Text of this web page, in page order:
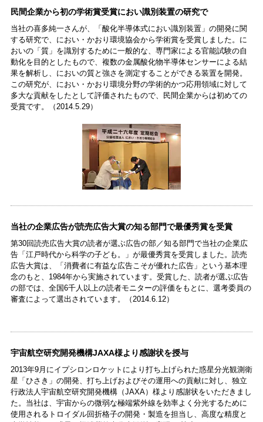
民間企業から初の学術賞受賞におい識別装置の研究で
当社の喜多純一さんが、「酸化半導体式におい識別装置」の開発に関
する研究で、におい・かおり環境協会から学術賞を受賞しました。に
おいの「質」を識別するために一般的な、専門家による官能試験の自
動化を目的としたもので、複数の金属酸化物半導体センサーによる結
果を解析し、においの質と強さを測定することができる装置を開発。
この研究が、におい・かおり環境分野の学術的かつ応用領域に対して
多大な貢献をしたとして評価されたもので、民間企業からは初めての
受賞です。（2014.5.29）
当社の企業広告が読売広告大賞の知る部門で最優秀賞を受賞
第30回読売広告大賞の読者が選ぶ広告の部／知る部門で当社の企業広
告「江戸時代から科学の子ども。」が最優秀賞を受賞しました。読売
広告大賞は、「消費者に有益な広告こそが優れた広告」という基本理
念のもと、1984年から実施されています。受賞した、読者が選ぶ広告
の部では、全国6千人以上の読者モニターの評価をもとに、選考委員の
審査によって選出されています。（2014.6.12）
宇宙航空研究開発機構JAXA様より感謝状を授与
2013年9月にイプシロンロケットにより打ち上げられた惑星分光観測衛
星「ひさき」の開発、打ち上げおよびその運用への貢献に対し、独立
行政法人宇宙航空研究開発機構（JAXA）様より感謝状をいただきまし
た。当社は、宇宙からの微弱な極端紫外線を効率よく分光するために
使用されるトロイダル回折格子の開発・製造を担当し、高度な精度と